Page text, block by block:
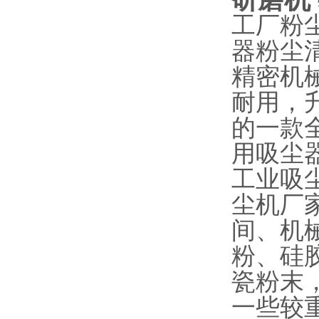
工厂粉
器粉尘
精密机
耐用，
的一款
用吸尘
工业吸
尘机厂
间、机
粉、硅
瓷粉末
一些较